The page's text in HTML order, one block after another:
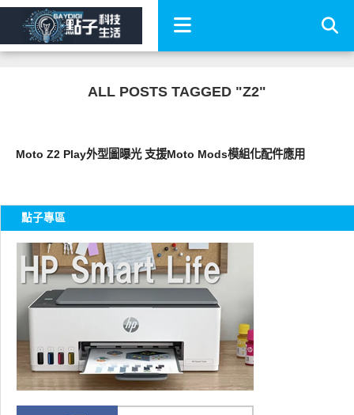
ALL POSTS TAGGED "Z2"
Moto Z2 Play外型圖曝光 支援Moto Mods模組化配件應用
點子專區